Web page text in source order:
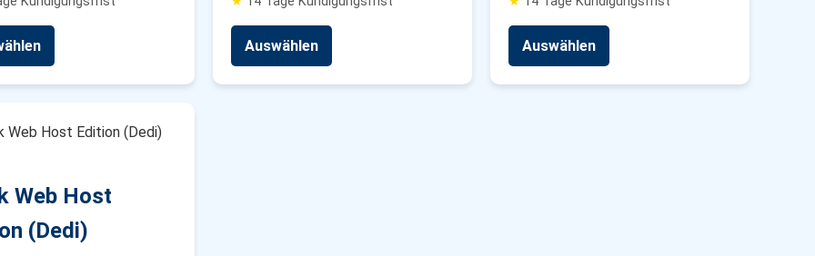
Auswählen Auswählen
Web Host
(Dedi)